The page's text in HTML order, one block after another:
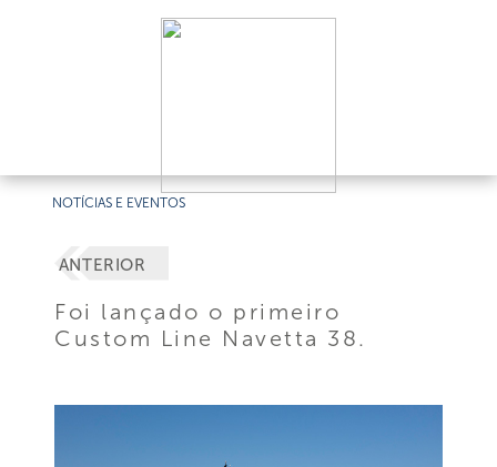
NOTÍCIAS E EVENTOS
ANTERIOR
Foi lançado o primeiro
Custom Line Navetta 38.